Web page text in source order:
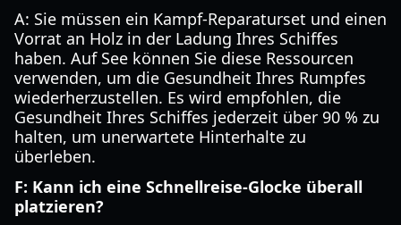
A: Sie müssen ein Kampf-Reparaturset und einen
Vorrat an Holz in der Ladung Ihres Schiffes
haben. Auf See können Sie diese Ressourcen
verwenden, um die Gesundheit Ihres Rumpfes
wiederherzustellen. Es wird empfohlen, die
Gesundheit Ihres Schiffes jederzeit über 90 % zu
halten, um unerwartete Hinterhalte zu
überleben.
F: Kann ich eine Schnellreise-Glocke überall
platzieren?